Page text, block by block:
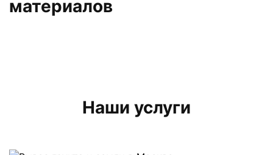
материалов
Наши услуги